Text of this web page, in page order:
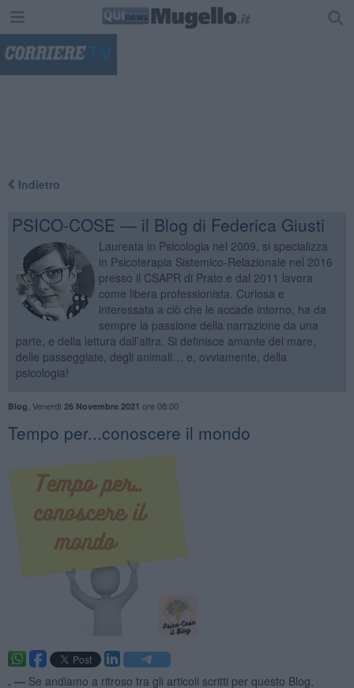
Indietro
PSICO-COSE — il Blog di Federica Giusti
Laureata in Psicologia nel 2009, si specializza
in Psicoterapia Sistemico-Relazionale nel 2016
presso il CSAPR di Prato e dal 2011 lavora
come libera professionista. Curiosa e
interessata a ciò che le accade intorno, ha da
sempre la passione della narrazione da una
parte, e della lettura dall’altra. Si definisce amante del mare,
delle passeggiate, degli animali… e, ovviamente, della
psicologia!
Blog Venerdì 26 Novembre 2021 ore 08:00
​Tempo per...conoscere il mondo
. — Se andiamo a ritroso tra gli articoli scritti per questo Blog,